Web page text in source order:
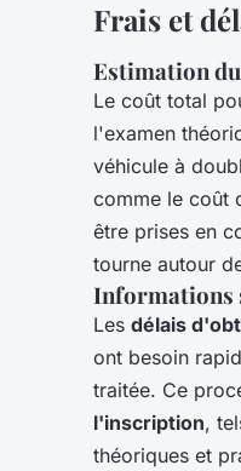
Frais et
Estimation
Le coût total
l'examen
véhicule à
comme le coût
être prises en
tourne autour
Informations
Les délais
ont besoin
traitée. Ce
l'inscription,
théoriques et